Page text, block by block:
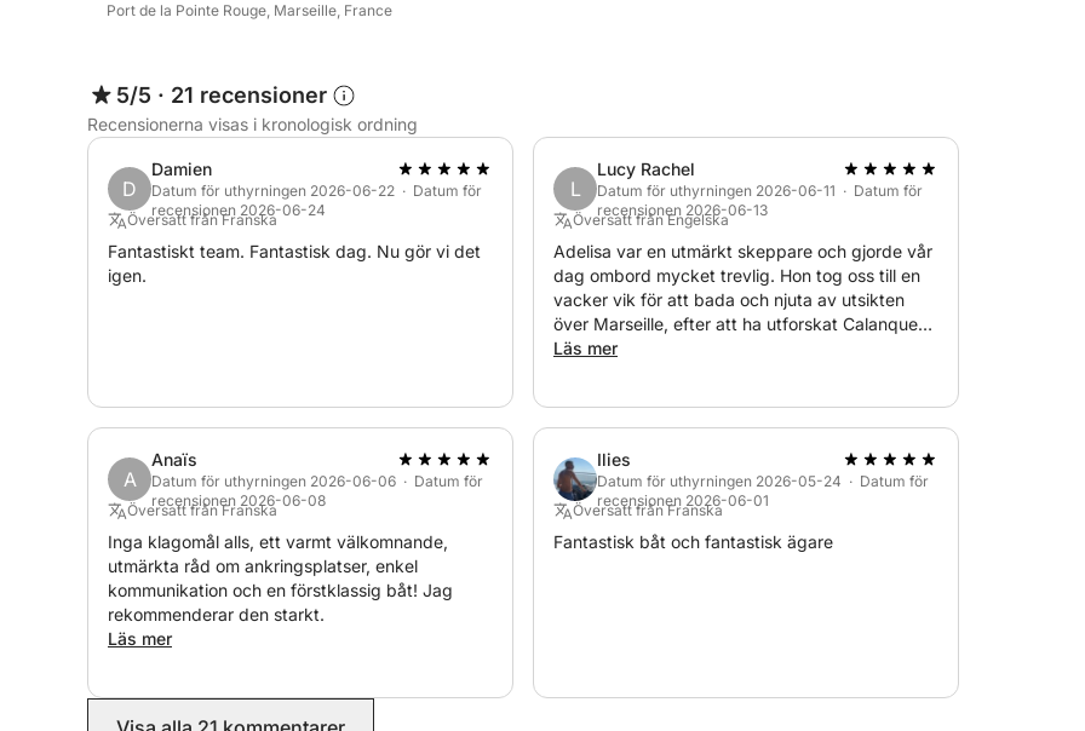
Port de la Pointe Rouge, Marseille, France
5/5 · 21 recensioner
Recensionerna visas i kronologisk ordning
D
Damien
Datum för uthyrningen 2026-06-22 · Datum för
recensionen 2026-06-24
Översatt från Franska
Fantastiskt team. Fantastisk dag. Nu gör vi det
igen.
L
Lucy Rachel
Datum för uthyrningen 2026-06-11 · Datum för
recensionen 2026-06-13
Översatt från Engelska
Adelisa var en utmärkt skeppare och gjorde vår
dag ombord mycket trevlig. Hon tog oss till en
vacker vik för att bada och njuta av utsikten
över Marseille, efter att ha utforskat Calanques
till Cassis. Rekommenderas starkt!
Läs mer
A
Anaïs
Datum för uthyrningen 2026-06-06 · Datum för
recensionen 2026-06-08
Översatt från Franska
Inga klagomål alls, ett varmt välkomnande,
utmärkta råd om ankringsplatser, enkel
kommunikation och en förstklassig båt! Jag
rekommenderar den starkt.
Läs mer
Ilies
Datum för uthyrningen 2026-05-24 · Datum för
recensionen 2026-06-01
Översatt från Franska
Fantastisk båt och fantastisk ägare